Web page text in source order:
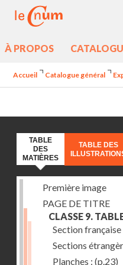
À PROPOS
Accueil Catalogue général
TABLE
DES
MATIÈRES
TABLE DES
Première image
PAGE DE TITRE
CLASSE 9.
Section française
Sections
Planches : (p.23)